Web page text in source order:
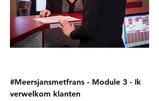
#Meersjansmetfrans - Module 3 - Ik
verwelkom klanten